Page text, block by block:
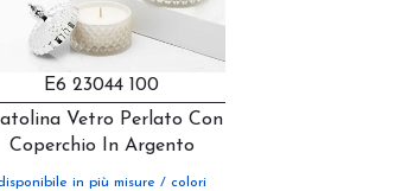
E6 23044 100
Vetro Perlato Con
Coperchio In Argento
in più misure / colori